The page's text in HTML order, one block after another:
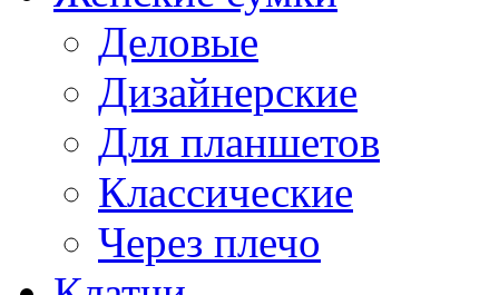
Деловые
Дизайнерские
Для планшетов
Классические
Через плечо